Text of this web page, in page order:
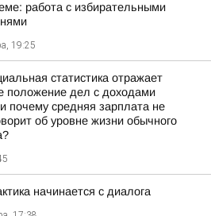
работа с избирательными
19:25
статистика отражает
положение дел с доходами
почему средняя зарплата не
об уровне жизни обычного
начинается с диалога